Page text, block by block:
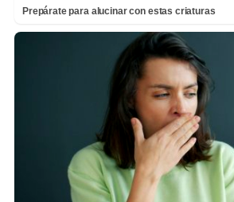
Prepárate para alucinar con estas criaturas